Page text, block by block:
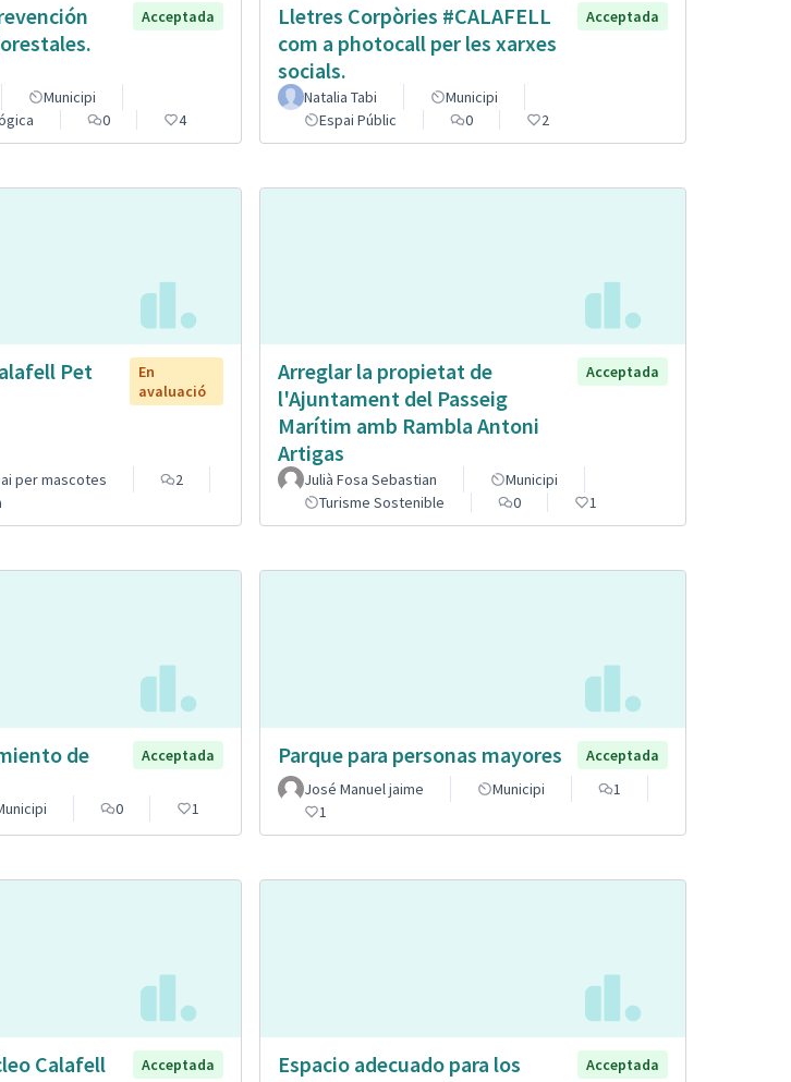
Acceptada
Municipi
0 4
Lletres Corpòries #CALAFELL
com a photocall per les xarxes
socials.
Acceptada
Natalia Tabi
Municipi
Espai Públic
0 2
Pet
En
avaluació
per mascotes
2
Arreglar la propietat de
l'Ajuntament del Passeig
Marítim amb Rambla Antoni
Artigas
Acceptada
Julià Fosa Sebastian
Municipi
Turisme Sostenible
0 1
de
Acceptada
0 1
Parque para personas mayores
Acceptada
José Manuel jaime
Municipi
1
1
Calafell
Acceptada
Espacio adecuado para los
Acceptada